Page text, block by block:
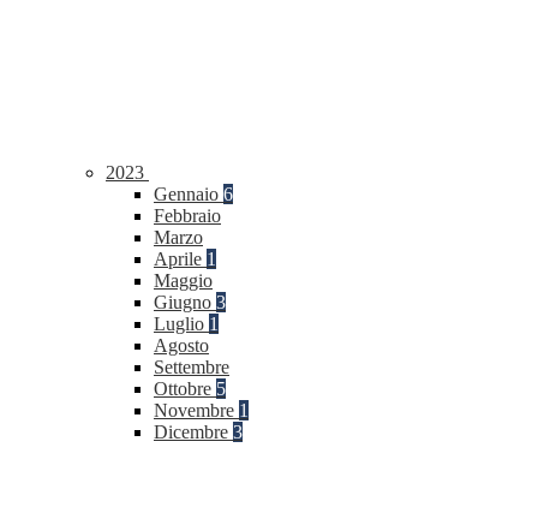
2023
Gennaio 6
Febbraio
Marzo
Aprile 1
Maggio
Giugno 3
Luglio 1
Agosto
Settembre
Ottobre 5
Novembre 1
Dicembre 3